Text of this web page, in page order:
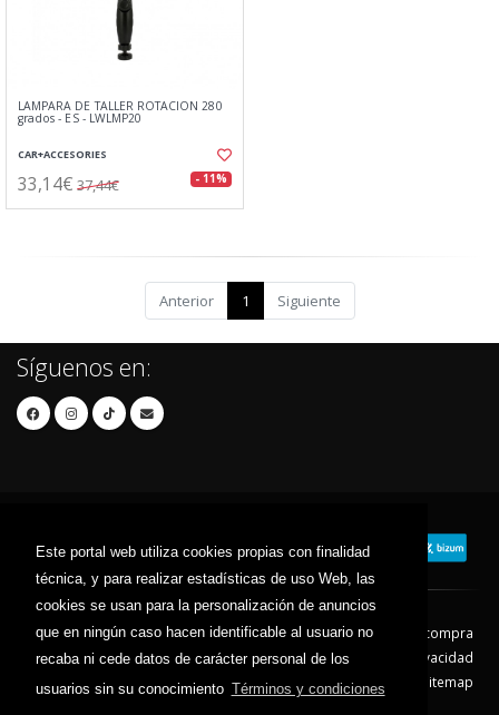
Este portal web utiliza cookies propias con finalidad
técnica, y para realizar estadísticas de uso Web, las
cookies se usan para la personalización de anuncios
que en ningún caso hacen identificable al usuario no
recaba ni cede datos de carácter personal de los
usuarios sin su conocimiento Términos y condiciones
LAMPARA DE TALLER ROTACION 280
grados - ES - LWLMP20
CAR+ACCESORIES
33,14€ 37,44€ - 11%
Anterior 1 Siguiente
Síguenos en:
Contacto Aviso Legal
Condiciones de compra
Política de envíos
Política de devolución
Política de Privacidad
Política de Cookies
Sitemap